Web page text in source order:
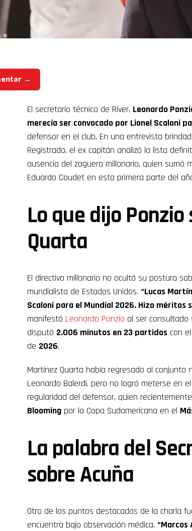
→
El secretario técnico de River, Leonardo
merecía ser convocado por Lionel Scaloni
defensor en el club. En una entrevista
Registrado, el ex capitán analizó la lista
ausencia del zaguero millonario, quien sumó
Eduardo Coudet en esta primera parte del
Lo que dijo
Quarta
El directivo millonario no ocultó su postura
mundialista de Estados Unidos. “Lucas
Scaloni para el Mundial 2026. Hizo
manifestó Leonardo Ponzio al ser consultado
disputó 2.006 minutos en 23 partidos con
de 2026.
Martínez Quarta había regresado al conjunto
Leonardo Balerdi, pero no logró meterse en
regularidad del defensor, quien
Blooming por la Copa Sudamericana en el
La palabra del
sobre Acuña
Otro de los puntos destacados de la charla
encuentra bajo observación médica.